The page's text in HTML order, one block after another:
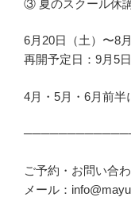
③ 夏のスクール休
6月20日（土）〜8
再開予定日：9月5日
4月・5月・6月前半
ご予約・お問い合
メール：